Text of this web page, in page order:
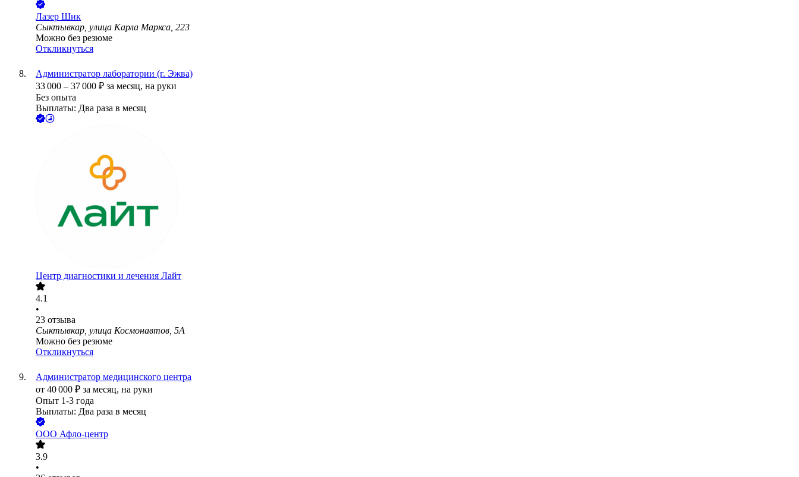
Лазер Шик
Сыктывкар, улица Карла Маркса, 223
Можно без резюме
Откликнуться
Администратор лаборатории (г. Эжва)
33 000 – 37 000 ₽ за месяц, на руки
Без опыта
Выплаты: Два раза в месяц
Центр диагностики и лечения Лайт
4.1
•
23 отзыва
Сыктывкар, улица Космонавтов, 5А
Можно без резюме
Откликнуться
Администратор медицинского центра
от 40 000 ₽ за месяц, на руки
Опыт 1-3 года
Выплаты: Два раза в месяц
ООО Афло-центр
3.9
•